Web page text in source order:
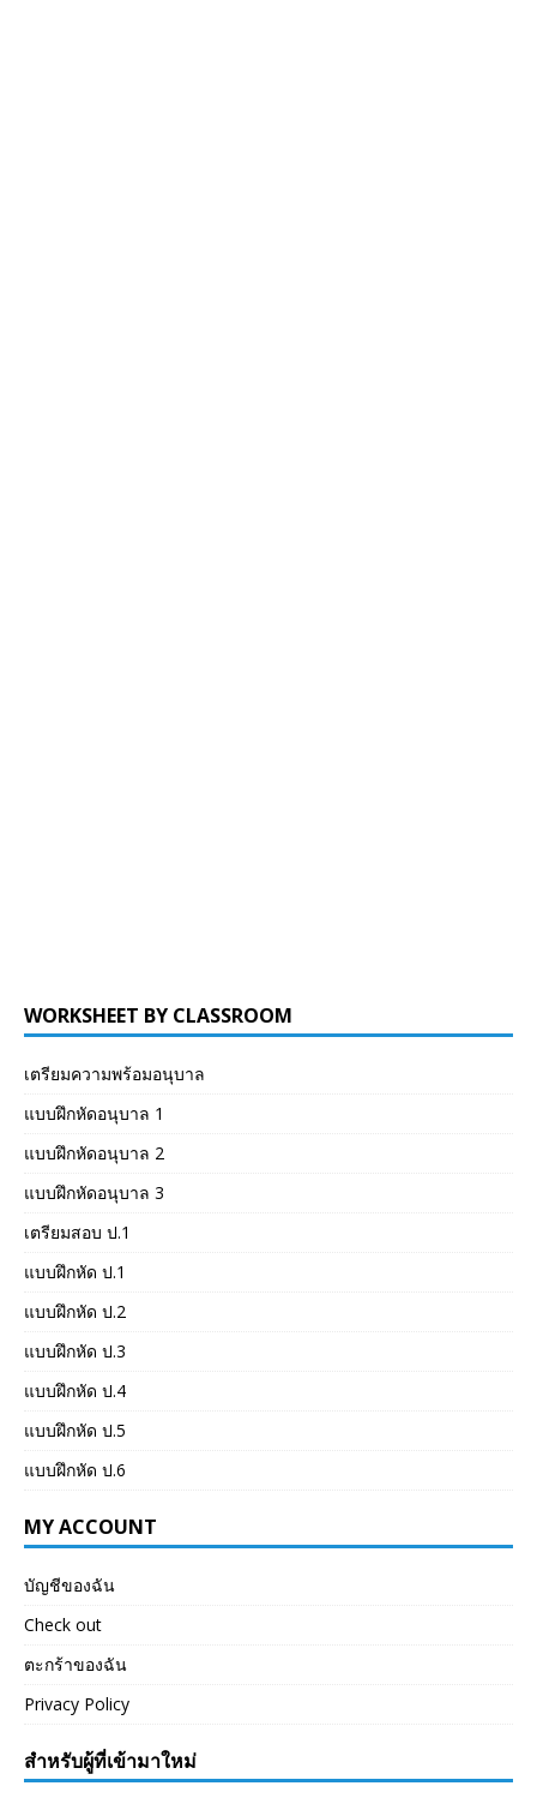
WORKSHEET BY CLASSROOM
เตรียมความพร้อมอนุบาล
แบบฝึกหัดอนุบาล 1
แบบฝึกหัดอนุบาล 2
แบบฝึกหัดอนุบาล 3
เตรียมสอบ ป.1
แบบฝึกหัด ป.1
แบบฝึกหัด ป.2
แบบฝึกหัด ป.3
แบบฝึกหัด ป.4
แบบฝึกหัด ป.5
แบบฝึกหัด ป.6
MY ACCOUNT
บัญชีของฉัน
Check out
ตะกร้าของฉัน
Privacy Policy
สำหรับผู้ที่เข้ามาใหม่